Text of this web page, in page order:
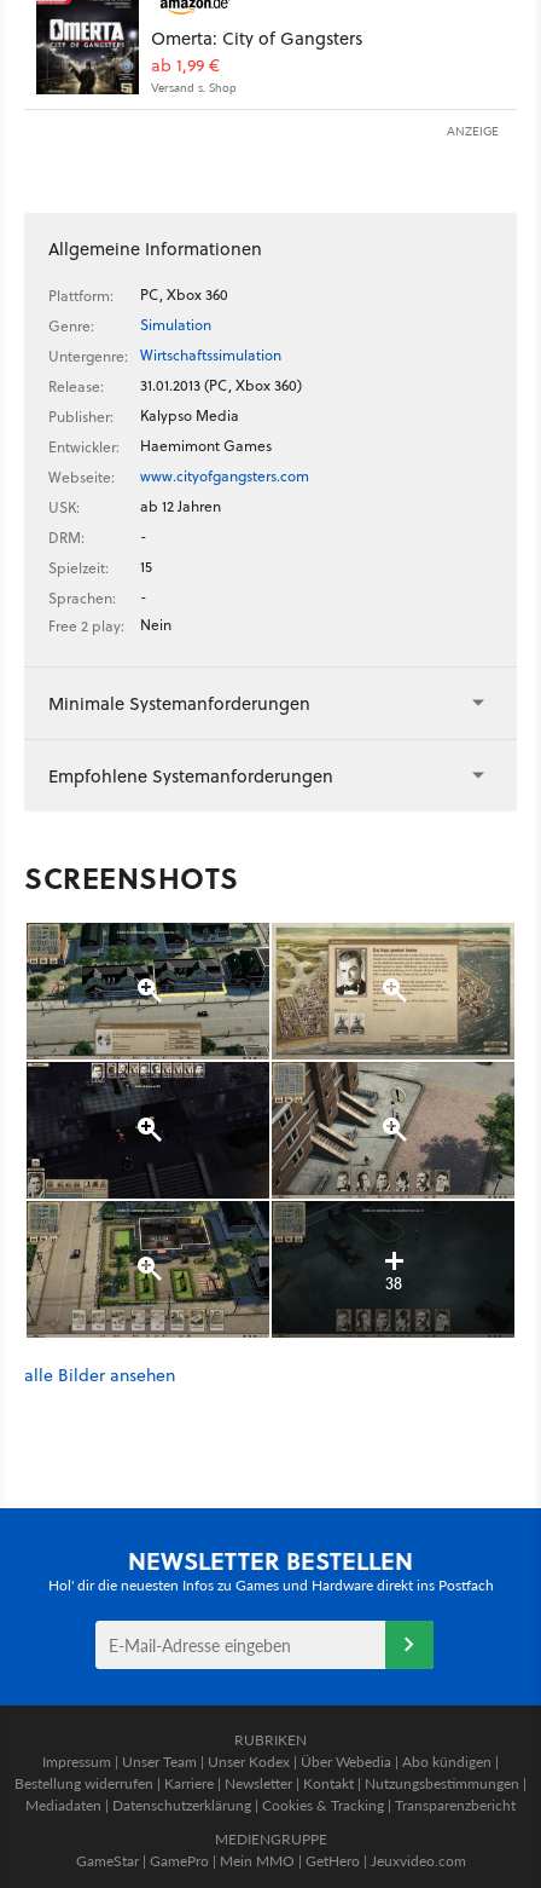
Omerta: City of Gangsters
ab 1,99 €
Versand s. Shop
ANZEIGE
Allgemeine Informationen
Plattform:
PC, Xbox 360
Genre:
Simulation
Untergenre:
Wirtschaftssimulation
Release:
31.01.2013 (PC, Xbox 360)
Publisher:
Kalypso Media
Entwickler:
Haemimont Games
Webseite:
www.cityofgangsters.com
USK:
ab 12 Jahren
DRM:
-
Spielzeit:
15
Sprachen:
-
Free 2 play:
Nein
Minimale Systemanforderungen
Empfohlene Systemanforderungen
SCREENSHOTS
38
alle Bilder ansehen
NEWSLETTER BESTELLEN
Hol' dir die neuesten Infos zu Games und Hardware direkt ins Postfach
RUBRIKEN
Impressum | Unser Team | Unser Kodex | Über Webedia | Abo kündigen |
Bestellung widerrufen | Karriere | Newsletter | Kontakt | Nutzungsbestimmungen |
Mediadaten | Datenschutzerklärung | Cookies & Tracking | Transparenzbericht
MEDIENGRUPPE
GameStar| GamePro | Mein MMO | GetHero | Jeuxvideo.com